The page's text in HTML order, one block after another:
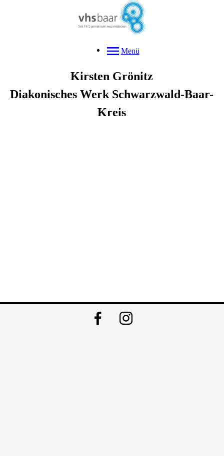
Menü
Kirsten Grönitz
Diakonisches Werk Schwarzwald-Baar-
Kreis